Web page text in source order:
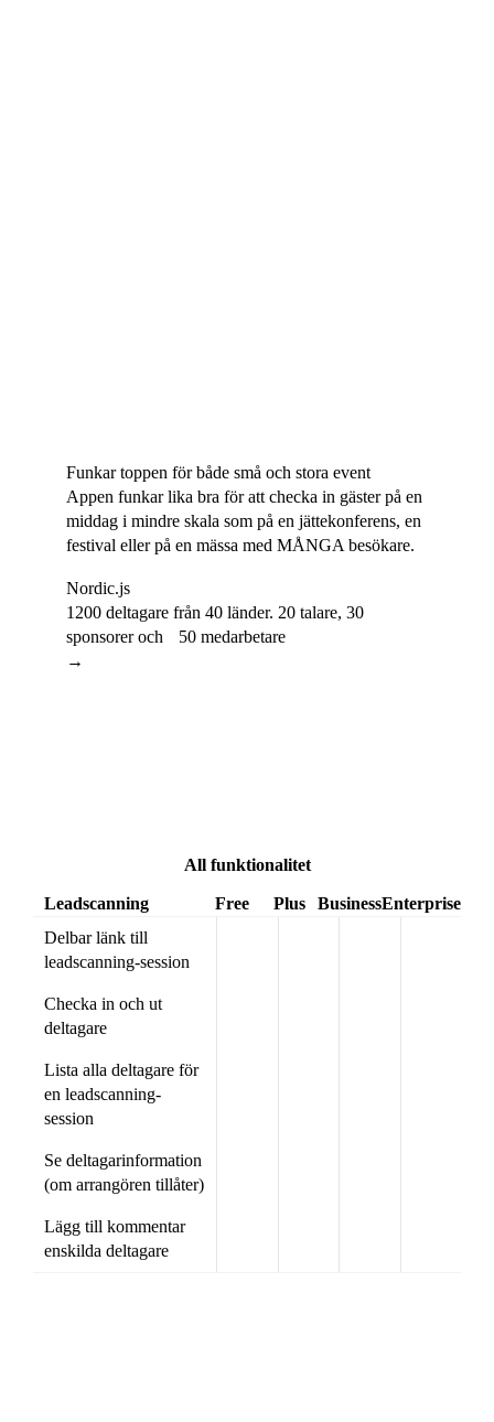
Funkar toppen för både små och stora event
Appen funkar lika bra för att checka in gäster på en
middag i mindre skala som på en jättekonferens, en
festival eller på en mässa med MÅNGA besökare.
Nordic.js
1200 deltagare från 40 länder. 20 talare, 30
sponsorer och 50 medarbetare
→
All funktionalitet
Leadscanning Free Plus BusinessEnterprise
Delbar länk till
leadscanning-session
Checka in och ut
deltagare
Lista alla deltagare för
en leadscanning-
session
Se deltagarinformation
(om arrangören tillåter)
Lägg till kommentar
enskilda deltagare